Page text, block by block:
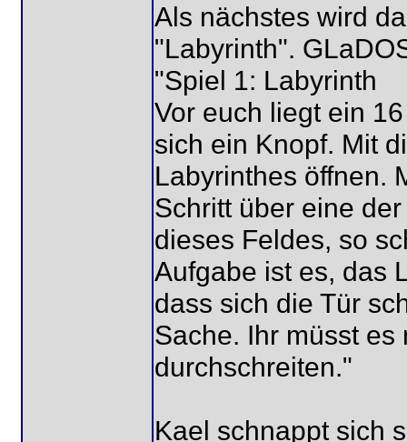
Als nächstes wird
"Labyrinth".
"Spiel 1: Labyrinth
Vor euch liegt ein
sich ein Knopf. Mit
Labyrinthes öffnen.
Schritt über eine
dieses Feldes, so
Aufgabe ist es, das
dass sich die Tür
Sache. Ihr müsst es
durchschreiten."
Kael schnappt sich